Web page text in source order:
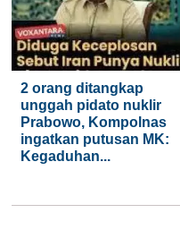
2 orang ditangkap
unggah pidato nuklir
Prabowo, Kompolnas
ingatkan putusan MK:
Kegaduhan...